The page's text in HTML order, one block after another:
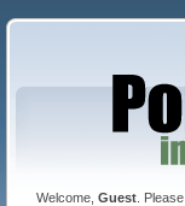
Welcome, Guest. Please